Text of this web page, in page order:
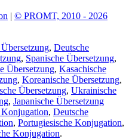
| © PROMT, 2010 - 2026
, Deutsche
, Spanische Übersetzung,
Übersetzung, Kasachische
, Koreanische Übersetzung,
Übersetzung, Ukrainische
, Japanische Übersetzung
, Deutsche
, Portugiesische Konjugation,
Konjugation.